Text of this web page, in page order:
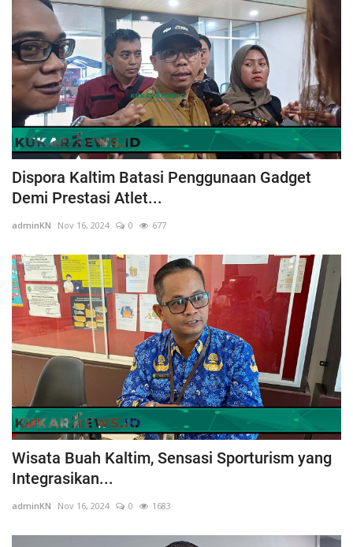
Dispora Kaltim Batasi Penggunaan Gadget
Demi Prestasi Atlet...
adminKN Nov 16, 2024 0 677
Wisata Buah Kaltim, Sensasi Sporturism yang
Integrasikan...
adminKN Nov 16, 2024 0 1683